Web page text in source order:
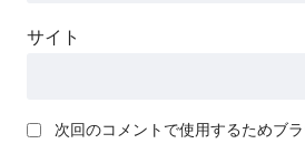
サイト
次回のコメントで使用するためブ